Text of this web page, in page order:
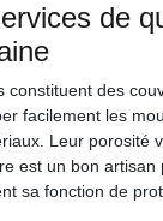
de
constituent des
facilement les
Leur porosité
est un bon
sa fonction de